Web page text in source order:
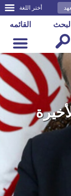
أختر اللغة
القائمه البحث